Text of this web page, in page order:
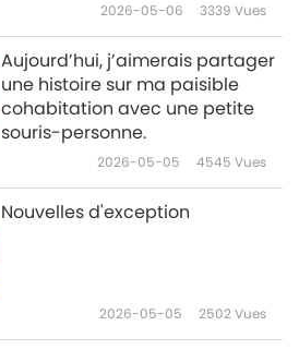
2026-05-06 3339 Vues
Aujourd’hui, j’aimerais partager
une histoire sur ma paisible
cohabitation avec une petite
souris-personne.
2026-05-05 4545 Vues
Nouvelles d'exception
2026-05-05 2502Vues